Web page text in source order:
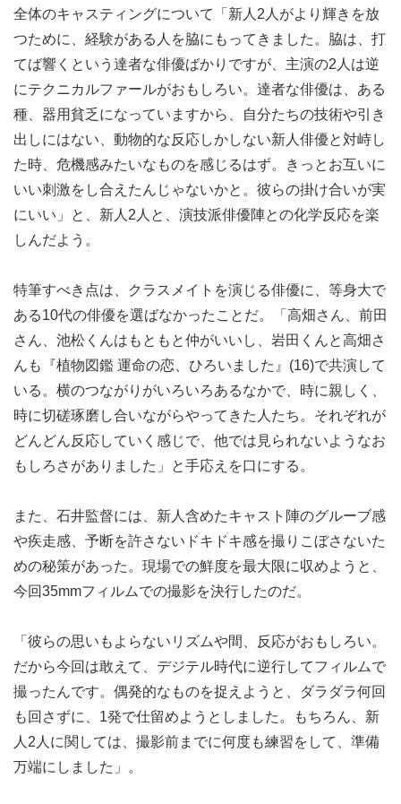
全体のキャスティングについて「新人2人がより輝きを放
つために、経験がある人を脇にもってきました。脇は、打
てば響くという達者な俳優ばかりですが、主演の2人は逆
にテクニカルファールがおもしろい。達者な俳優は、ある
種、器用貧乏になっていますから、自分たちの技術や引き
出しにはない、動物的な反応しかしない新人俳優と対峙し
た時、危機感みたいなものを感じるはず。きっとお互いに
いい刺激をし合えたんじゃないかと。彼らの掛け合いが実
にいい」と、新人2人と、演技派俳優陣との化学反応を楽
しんだよう。
特筆すべき点は、クラスメイトを演じる俳優に、等身大で
ある10代の俳優を選ばなかったことだ。「高畑さん、前田
さん、池松くんはもともと仲がいいし、岩田くんと高畑さ
んも『植物図鑑 運命の恋、ひろいました』(16)で共演して
いる。横のつながりがいろいろあるなかで、時に親しく、
時に切磋琢磨し合いながらやってきた人たち。それぞれが
どんどん反応していく感じで、他では見られないようなお
もしろさがありました」と手応えを口にする。
また、石井監督には、新人含めたキャスト陣のグルーブ感
や疾走感、予断を許さないドキドキ感を撮りこぼさないた
めの秘策があった。現場での鮮度を最大限に収めようと、
今回35mmフィルムでの撮影を決行したのだ。
「彼らの思いもよらないリズムや間、反応がおもしろい。
だから今回は敢えて、デジテル時代に逆行してフィルムで
撮ったんです。偶発的なものを捉えようと、ダラダラ何回
も回さずに、1発で仕留めようとしました。もちろん、新
人2人に関しては、撮影前までに何度も練習をして、準備
万端にしました」。